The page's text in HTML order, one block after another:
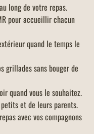
long de votre repas.
pour accueillir chacun
quand le temps le
grillades sans bouger de
quand vous le souhaitez.
et de leurs parents.
avec vos compagnons